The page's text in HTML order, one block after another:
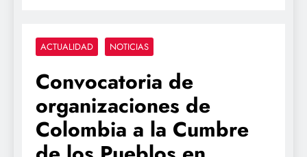
ACTUALIDAD NOTICIAS
Convocatoria de
organizaciones de
Colombia a la Cumbre